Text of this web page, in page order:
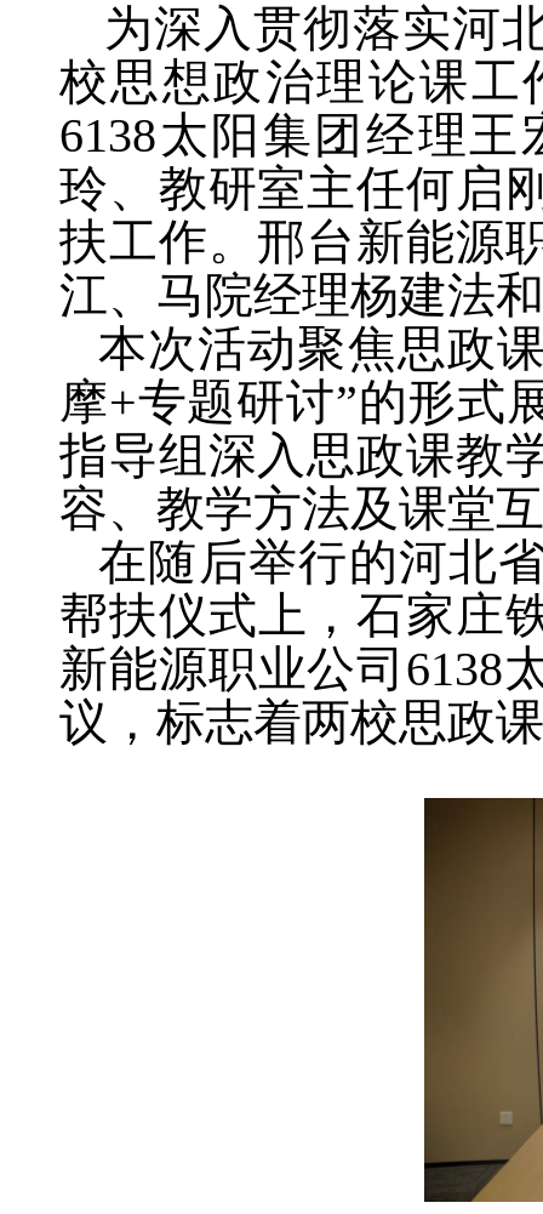
为深入贯彻落实河
校思想政治理论课工
6138太阳集团经理
玲、教研室主任何启
扶工作。邢台新能源
江、马院经理杨建法
本次活动聚焦思政
摩+专题研讨”的形式
指导组深入思政课教
容、教学方法及课堂
在随后举行的河北
帮扶仪式上，石家庄
新能源职业公司6138
议，标志着两校思政